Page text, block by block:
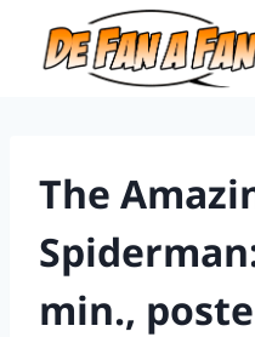
The
min.,